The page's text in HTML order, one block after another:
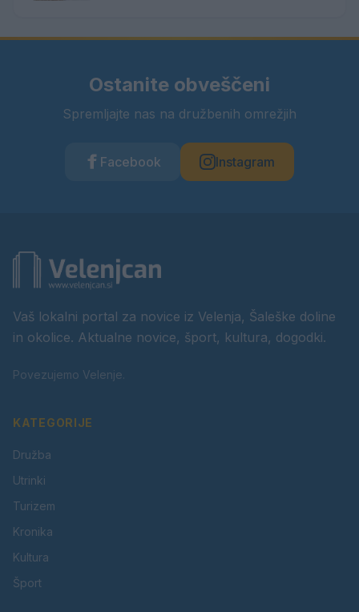
Ostanite obveščeni
Spremljajte nas na družbenih omrežjih
Facebook Instagram
Vaš lokalni portal za novice iz Velenja, Šaleške doline
in okolice. Aktualne novice, šport, kultura, dogodki.
Povezujemo Velenje.
KATEGORIJE
Družba
Utrinki
Turizem
Kronika
Kultura
Šport